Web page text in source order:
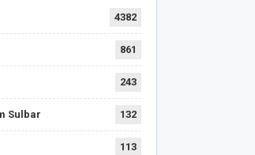
4382
861
243
Sulbar 132
113